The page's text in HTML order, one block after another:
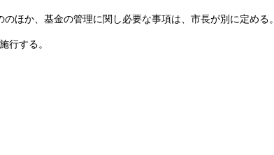
のほか、基金の管理に関し必要な事項は、市長が別に定める。
行する。